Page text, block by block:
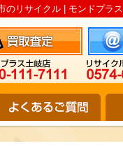
のリサイクル | モンドプラス